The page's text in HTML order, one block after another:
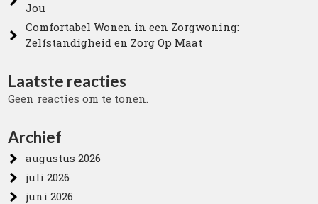
Jou
Comfortabel Wonen in een Zorgwoning:
Zelfstandigheid en Zorg Op Maat
Laatste reacties
Geen reacties om te tonen.
Archief
augustus 2026
juli 2026
juni 2026